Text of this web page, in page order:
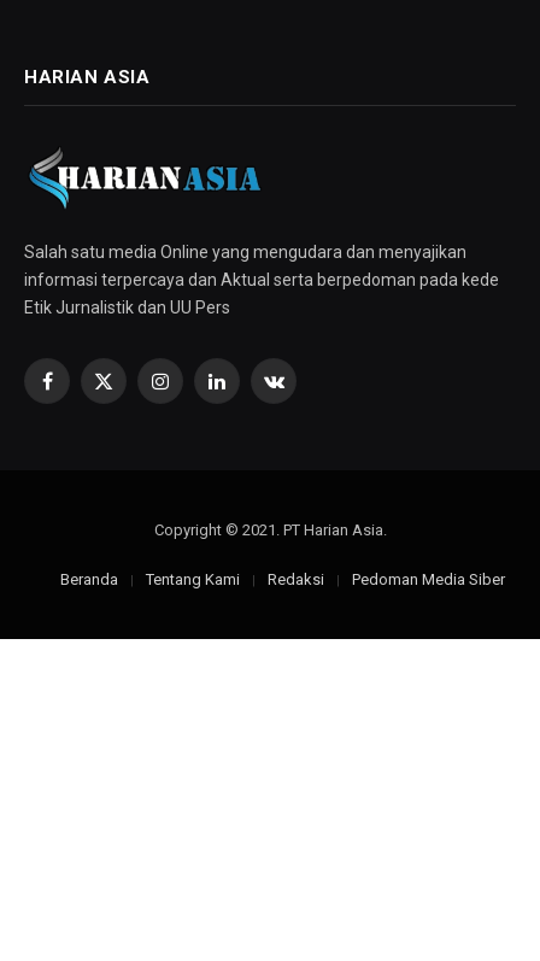
HARIAN ASIA
Salah satu media Online yang mengudara dan menyajikan
informasi terpercaya dan Aktual serta berpedoman pada kede
Etik Jurnalistik dan UU Pers
Facebook
X
InstagramLinkedInVKontakte
Copyright © 2021. PT Harian Asia.
Beranda Tentang Kami Redaksi Pedoman Media Siber